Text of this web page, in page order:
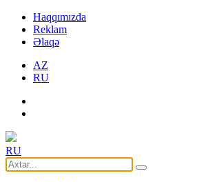
Haqqımızda
Reklam
Əlaqə
AZ
RU
RU